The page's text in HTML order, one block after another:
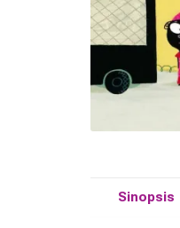
Sinopsis